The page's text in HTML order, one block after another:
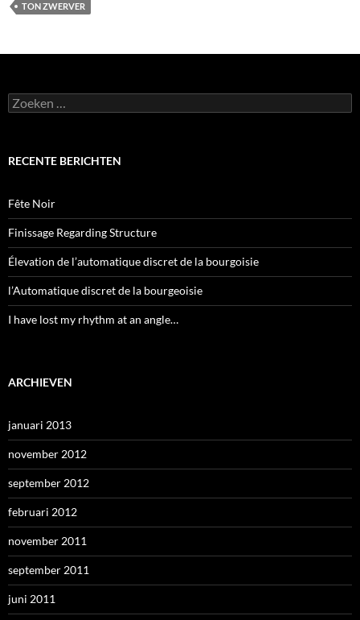
TON ZWERVER
Zoeken
naar:
RECENTE BERICHTEN
Fête Noir
Finissage Regarding Structure
Élevation de l’automatique discret de la bourgoisie
l’Automatique discret de la bourgeoisie
I have lost my rhythm at an angle…
ARCHIEVEN
januari 2013
november 2012
september 2012
februari 2012
november 2011
september 2011
juni 2011